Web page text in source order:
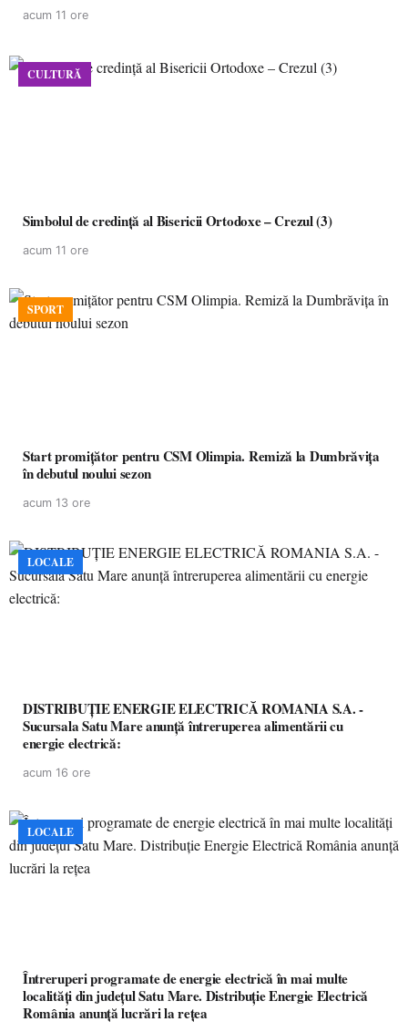
acum 11 ore
CULTURĂ
Simbolul de credinţă al Bisericii Ortodoxe – Crezul (3)
acum 11 ore
SPORT
Start promițător pentru CSM Olimpia. Remiză la Dumbrăvița
în debutul noului sezon
acum 13 ore
LOCALE
DISTRIBUȚIE ENERGIE ELECTRICĂ ROMANIA S.A. -
Sucursala Satu Mare anunţă întreruperea alimentării cu
energie electrică:
acum 16 ore
LOCALE
Întreruperi programate de energie electrică în mai multe
localități din județul Satu Mare. Distribuție Energie Electrică
România anunță lucrări la rețea